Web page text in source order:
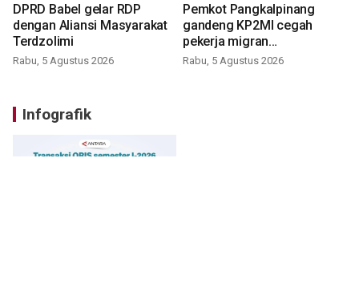
DPRD Babel gelar RDP
dengan Aliansi Masyarakat
Terdzolimi
Rabu, 5 Agustus 2026
Pemkot Pangkalpinang
gandeng KP2MI cegah
pekerja migran
nonprosedural
Rabu, 5 Agustus 2026
Infografik